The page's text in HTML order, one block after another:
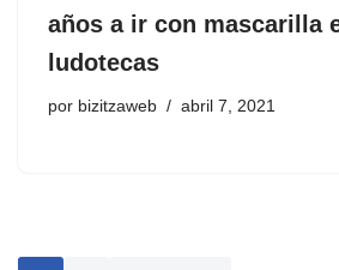
años a ir con mascarilla
ludotecas
por bizitzaweb abril 7, 2021